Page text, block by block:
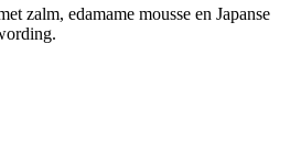
zalm, edamame mousse en Japanse